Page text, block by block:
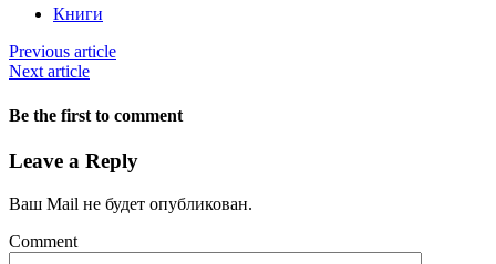
Книги
Previous article
Next article
Be the first to comment
Leave a Reply
Ваш Mail не будет опубликован.
Comment